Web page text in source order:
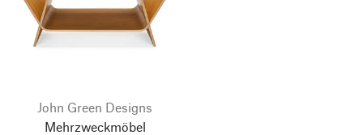
John Green Designs
Mehrzweckmöbel